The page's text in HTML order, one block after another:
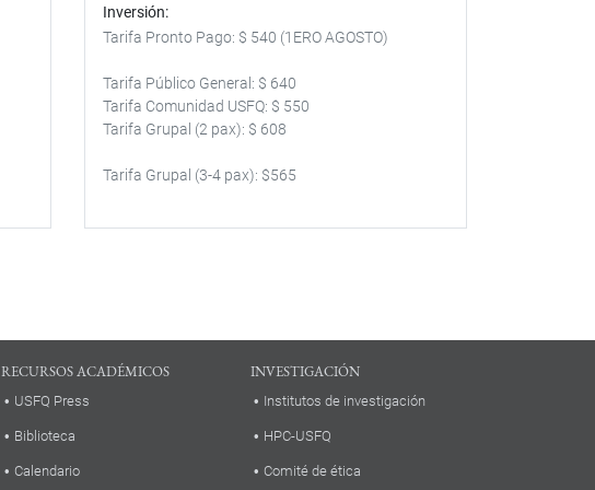
Inversión
Tarifa Pronto Pago: $ 540 (1ERO AGOSTO)
Tarifa Público General: $ 640
Tarifa Comunidad USFQ: $ 550
Tarifa Grupal (2 pax): $ 608
Tarifa Grupal (3-4 pax): $565
RECURSOS ACADÉMICOS
USFQ Press
Biblioteca
Calendario
INVESTIGACIÓN
Institutos de investigación
HPC-USFQ
Comité de ética